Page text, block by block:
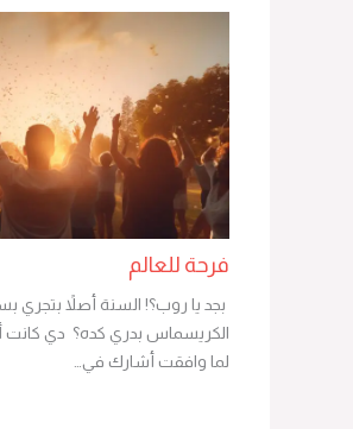
فرحة للعالم
بجد يا روب؟! السنة أصلاً بتجري بسرعة، و
الكريسماس بدري كده؟ دي كانت أول
لما وافقت أشارك في…